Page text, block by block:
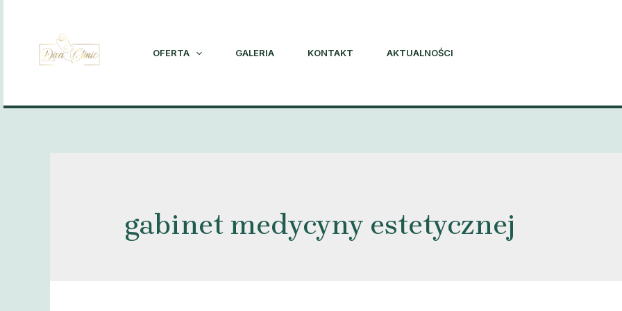
OFERTA GALERIA KONTAKT AKTUALNOŚCI
gabinet medycyny estetycznej